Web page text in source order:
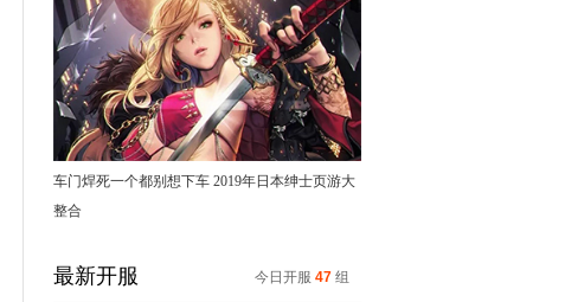
车门焊死一个都别想下车 2019年日本绅士页游大
整合
最新开服 今日开服 47 组